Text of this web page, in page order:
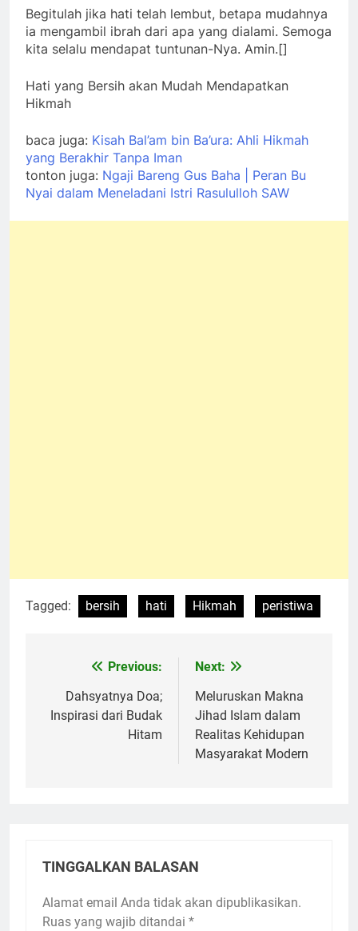
Begitulah jika hati telah lembut, betapa mudahnya
ia mengambil ibrah dari apa yang dialami. Semoga
kita selalu mendapat tuntunan-Nya. Amin.[]
Hati yang Bersih akan Mudah Mendapatkan
Hikmah
baca juga: Kisah Bal’am bin Ba’ura: Ahli Hikmah
yang Berakhir Tanpa Iman
tonton juga: Ngaji Bareng Gus Baha | Peran Bu
Nyai dalam Meneladani Istri Rasululloh SAW
Tagged: bersih hati Hikmah peristiwa
Navigasi
pos
Previous:
Dahsyatnya Doa;
Inspirasi dari Budak
Hitam
Next:
Meluruskan Makna
Jihad Islam dalam
Realitas Kehidupan
Masyarakat Modern
TINGGALKAN BALASAN
Alamat email Anda tidak akan dipublikasikan.
Ruas yang wajib ditandai *